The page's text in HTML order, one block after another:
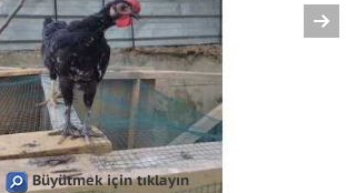
Büyütmek için tıklayın